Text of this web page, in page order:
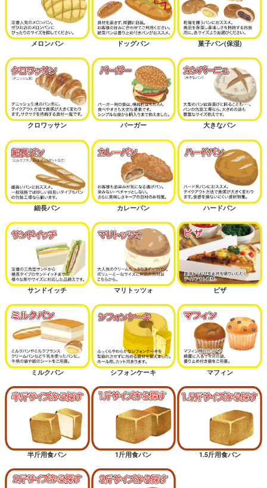
メロンパン ドッグパン 菓子パン(保湿)
クロワッサン バーガー 大きなパン
細長パン カレーパン ハードパン
サンドイッチ マリトッツォ ピザ
ミルクパン シフォンケーキ マフィン
半斤用食パン 1斤用食パン 1.5斤用食パン